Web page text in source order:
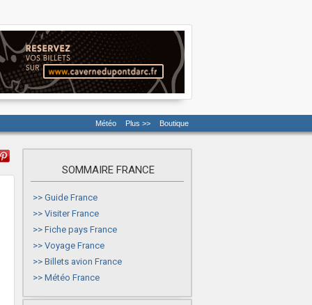
Météo Plus >> Boutique
SOMMAIRE FRANCE
>> Guide France
>> Visiter France
>> Fiche pays France
>> Voyage France
>> Billets avion France
>> Météo France